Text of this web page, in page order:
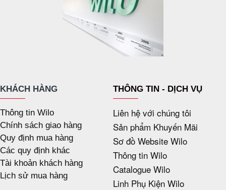
KHÁCH HÀNG
Thông tin Wilo
Chính sách giao hàng
Quy định mua hàng
Các quy định khác
Tài khoản khách hàng
Lịch sử mua hàng
THÔNG TIN - DỊCH VỤ
Liên hệ với chúng tôi
Sản phẩm Khuyến Mãi
Sơ đồ Website Wilo
Thông tin Wilo
Catalogue Wilo
Linh Phụ Kiện Wilo